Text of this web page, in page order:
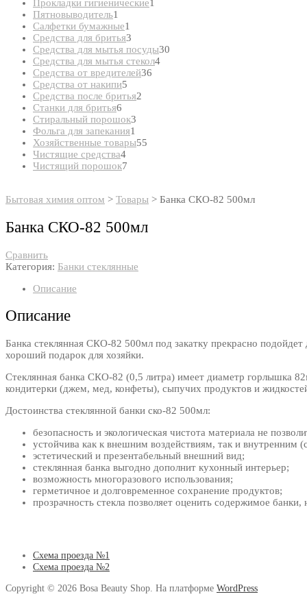
товар
Прокладки гигиенические1
Пятновыводитель1
товар
Салфетки бумажные1
товар
Средства для бритья3
товара
Средства для мытья посуды30
Средства для мытья стекол44
Средства от вредителей36
Средства от накипи5
товаров
Средства после бритья2
Станки для бритья6
товаров
Стиральный порошок3
Фольга для запекания1
товар
Хозяйственные товары55
Чистящие средства44
товара
Чистящий порошок7
Бытовая химия оптом > Товары > Банка СКО-82 500мл
Банка СКО-82 500мл
Сравнить
Категория: Банки стеклянные
Описание
Описание
Банка стеклянная СКО-82 500мл под закатку прекрасно
хороший подарок для хозяйки.
Стеклянная банка СКО-82 (0,5 литра) имеет диаметр горлышка
кондитерки (джем, мед, конфеты), сыпучих продуктов и
Достоинства стеклянной банки ско-82 500мл:
безопасность и экологическая чистота материала не
устойчива как к внешним воздействиям, так и
эстетический и презентабельный внешний вид;
стеклянная банка выгодно дополнит кухонный интерьер;
возможность многоразового использования;
герметичное и долговременное сохранение продуктов;
прозрачность стекла позволяет оценить содержимое банки,
Схема проезда №1
Схема проезда №2
Copyright © 2026 Bosa Beauty Shop. На платформе WordPress